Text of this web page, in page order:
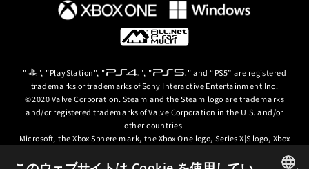
" ", "PlayStation", " ", " " and “PS5” are registered
trademarks or trademarks of Sony Interactive Entertainment Inc.
©2020 Valve Corporation. Steam and the Steam logo are trademarks
and/or registered trademarks of Valve Corporation in the U.S. and/or
other countries.
Microsoft, the Xbox Sphere mark, the Xbox One logo, Series X|S logo, Xbox
trademarks of the Microsoft group of companies.